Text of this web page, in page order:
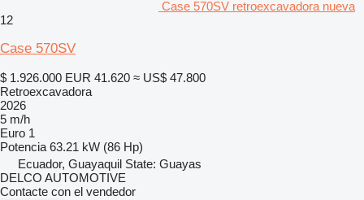
Case 570SV retroexcavadora nueva
12
Case 570SV
$ 1.926.000 EUR 41.620 ≈ US$ 47.800
Retroexcavadora
2026
5 m/h
Euro 1
Potencia 63.21 kW (86 Hp)
Ecuador, Guayaquil State: Guayas
DELCO AUTOMOTIVE
Contacte con el vendedor